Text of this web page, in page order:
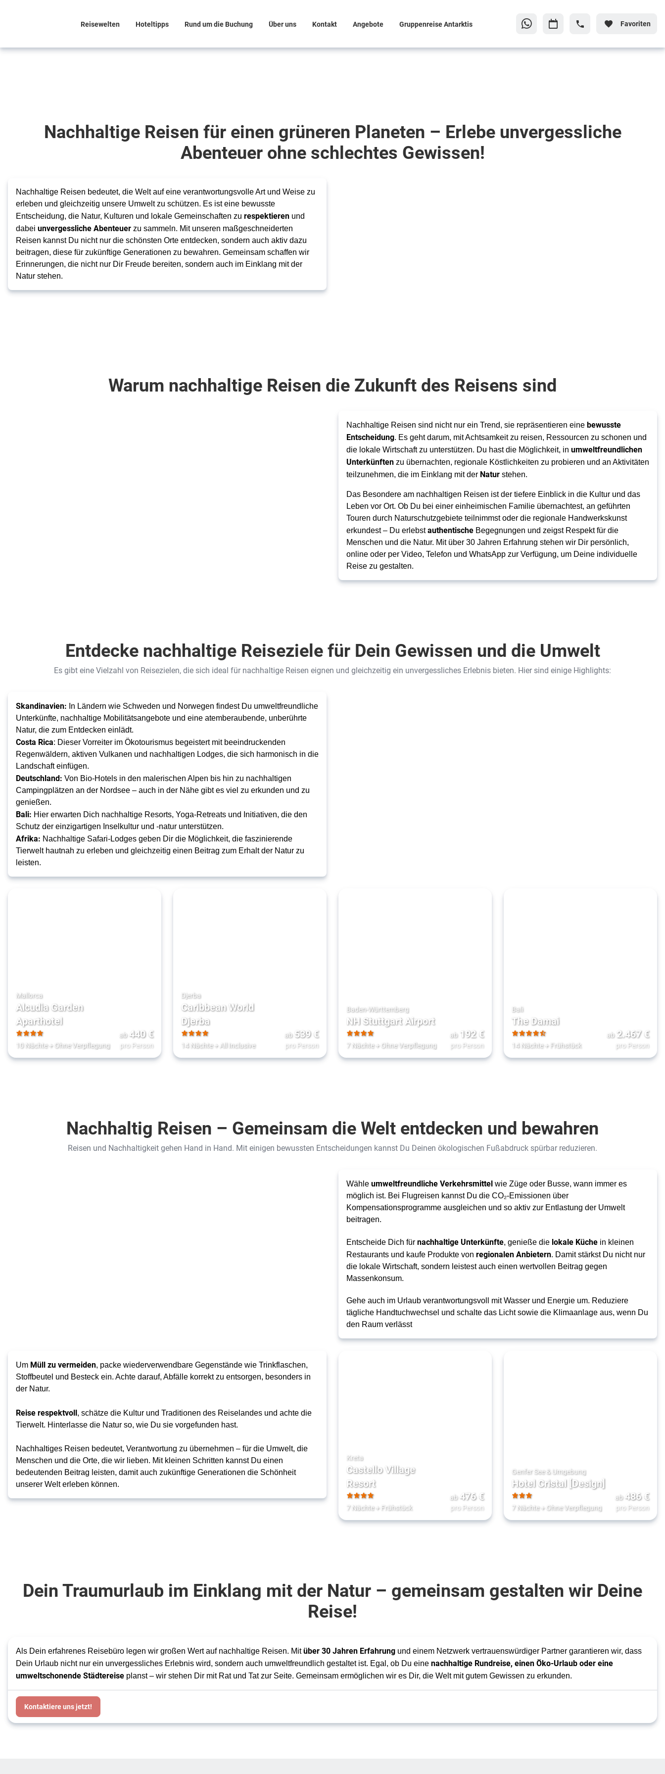
Reisewelten Hoteltipps Rund um die Buchung Über uns Kontakt Angebote Gruppenreise Antarktis Favoriten
Nachhaltiges
Nachhaltige Reisen für einen grüneren Planeten – Erlebe unvergessliche
Abenteuer ohne schlechtes Gewissen!
Nachhaltige Reisen bedeutet, die Welt auf eine verantwortungsvolle Art und Weise zu
erleben und gleichzeitig unsere Umwelt zu schützen. Es ist eine bewusste
Entscheidung, die Natur, Kulturen und lokale Gemeinschaften zu respektieren und
dabei unvergessliche Abenteuer zu sammeln. Mit unseren maßgeschneiderten
Reisen kannst Du nicht nur die schönsten Orte entdecken, sondern auch aktiv dazu
beitragen, diese für zukünftige Generationen zu bewahren. Gemeinsam schaffen wir
Erinnerungen, die nicht nur Dir Freude bereiten, sondern auch im Einklang mit der
Natur stehen.
Warum nachhaltige Reisen die Zukunft des Reisens sind
Nachhaltige Reisen sind nicht nur ein Trend, sie repräsentieren eine bewusste
Entscheidung. Es geht darum, mit Achtsamkeit zu reisen, Ressourcen zu schonen und
die lokale Wirtschaft zu unterstützen. Du hast die Möglichkeit, in umweltfreundlichen
Unterkünften zu übernachten, regionale Köstlichkeiten zu probieren und an Aktivitäten
teilzunehmen, die im Einklang mit der Natur stehen.
Das Besondere am nachhaltigen Reisen ist der tiefere Einblick in die Kultur und das
Leben vor Ort. Ob Du bei einer einheimischen Familie übernachtest, an geführten
Touren durch Naturschutzgebiete teilnimmst oder die regionale Handwerkskunst
erkundest – Du erlebstauthentische Begegnungen und zeigst Respekt für die
Menschen und die Natur. Mit über 30 Jahren Erfahrung stehen wir Dir persönlich,
online oder per Video, Telefon und WhatsApp zur Verfügung, um Deine individuelle
Reise zu gestalten.
Entdecke nachhaltige Reiseziele für Dein Gewissen und die Umwelt
Es gibt eine Vielzahl von Reisezielen, die sich ideal für nachhaltige Reisen eignen und gleichzeitig ein unvergessliches Erlebnis bieten. Hier sind einige Highlights:
Skandinavien: In Ländern wie Schweden und Norwegen findest Du umweltfreundliche
Unterkünfte, nachhaltige Mobilitätsangebote und eine atemberaubende, unberührte
Natur, die zum Entdecken einlädt.
Costa Rica: Dieser Vorreiter im Ökotourismus begeistert mit beeindruckenden
Regenwäldern, aktiven Vulkanen und nachhaltigen Lodges, die sich harmonisch in die
Landschaft einfügen.
Deutschland: Von Bio-Hotels in den malerischen Alpen bis hin zu nachhaltigen
Campingplätzen an der Nordsee – auch in der Nähe gibt es viel zu erkunden und zu
genießen.
Bali: Hier erwarten Dich nachhaltige Resorts, Yoga-Retreats und Initiativen, die den
Schutz der einzigartigen Inselkultur und -natur unterstützen.
Afrika: Nachhaltige Safari-Lodges geben Dir die Möglichkeit, die faszinierende
Tierwelt hautnah zu erleben und gleichzeitig einen Beitrag zum Erhalt der Natur zu
leisten.
Mallorca
Alcudia Garden
Aparthotel
4
10 Nächte+ Ohne Verpflegung
ab 440€
pro Person
Djerba
Caribbean World
Djerba
4
14 Nächte+ All Inclusive
ab 539€
pro Person
Baden-Württemberg
NH Stuttgart Airport
4
7 Nächte+ Ohne Verpflegung
ab 192€
pro Person
Bali
The Damai
4.5
14 Nächte+ Frühstück
ab 2.467€
pro Person
Nachhaltig Reisen – Gemeinsam die Welt entdecken und bewahren
Reisen und Nachhaltigkeit gehen Hand in Hand. Mit einigen bewussten Entscheidungen kannst Du Deinen ökologischen Fußabdruck spürbar reduzieren.
Wähle umweltfreundliche Verkehrsmittel wie Züge oder Busse, wann immer es
möglich ist. Bei Flugreisen kannst Du die CO₂-Emissionen über
Kompensationsprogramme ausgleichen und so aktiv zur Entlastung der Umwelt
beitragen.
Entscheide Dich für nachhaltige Unterkünfte, genieße die lokale Küche in kleinen
Restaurants und kaufe Produkte von regionalen Anbietern. Damit stärkst Du nicht nur
die lokale Wirtschaft, sondern leistest auch einen wertvollen Beitrag gegen
Massenkonsum.
Gehe auch im Urlaub verantwortungsvoll mit Wasser und Energie um. Reduziere
tägliche Handtuchwechsel und schalte das Licht sowie die Klimaanlage aus, wenn Du
den Raum verlässt
Um Müll zu vermeiden, packe wiederverwendbare Gegenstände wie Trinkflaschen,
Stoffbeutel und Besteck ein. Achte darauf, Abfälle korrekt zu entsorgen, besonders in
der Natur.
Reise respektvoll, schätze die Kultur und Traditionen des Reiselandes und achte die
Tierwelt. Hinterlasse die Natur so, wie Du sie vorgefunden hast.
Nachhaltiges Reisen bedeutet, Verantwortung zu übernehmen – für die Umwelt, die
Menschen und die Orte, die wir lieben. Mit kleinen Schritten kannst Du einen
bedeutenden Beitrag leisten, damit auch zukünftige Generationen die Schönheit
unserer Welt erleben können.
Kreta
Castello Village
Resort
4
7 Nächte+ Frühstück
ab 476€
pro Person
Genfer See & Umgebung
Hotel Cristal [Design]
3
7 Nächte+ Ohne Verpflegung
ab 486€
pro Person
Dein Traumurlaub im Einklang mit der Natur – gemeinsam gestalten wir Deine
Reise!
Als Dein erfahrenes Reisebüro legen wir großen Wert auf nachhaltige Reisen. Mitüber 30 Jahren Erfahrung und einem Netzwerk vertrauenswürdiger Partner garantieren wir, dass
Dein Urlaub nicht nur ein unvergessliches Erlebnis wird, sondern auch umweltfreundlich gestaltet ist. Egal, ob Du eine nachhaltige Rundreise, einen Öko-Urlaub oder eine
umweltschonende Städtereise planst – wir stehen Dir mit Rat und Tat zur Seite. Gemeinsam ermöglichen wir es Dir, die Welt mit gutem Gewissen zu erkunden.
Kontaktiere uns jetzt!